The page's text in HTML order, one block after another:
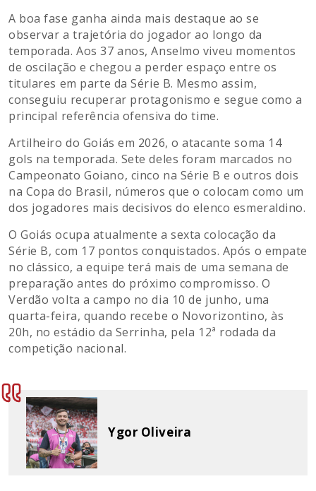
A boa fase ganha ainda mais destaque ao se
observar a trajetória do jogador ao longo da
temporada. Aos 37 anos, Anselmo viveu momentos
de oscilação e chegou a perder espaço entre os
titulares em parte da Série B. Mesmo assim,
conseguiu recuperar protagonismo e segue como a
principal referência ofensiva do time.
Artilheiro do Goiás em 2026, o atacante soma 14
gols na temporada. Sete deles foram marcados no
Campeonato Goiano, cinco na Série B e outros dois
na Copa do Brasil, números que o colocam como um
dos jogadores mais decisivos do elenco esmeraldino.
O Goiás ocupa atualmente a sexta colocação da
Série B, com 17 pontos conquistados. Após o empate
no clássico, a equipe terá mais de uma semana de
preparação antes do próximo compromisso. O
Verdão volta a campo no dia 10 de junho, uma
quarta-feira, quando recebe o Novorizontino, às
20h, no estádio da Serrinha, pela 12ª rodada da
competição nacional.
Ygor Oliveira